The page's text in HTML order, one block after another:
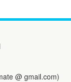
@ gmail.com)